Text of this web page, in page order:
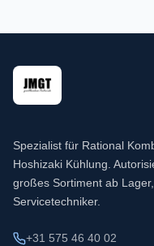
Spezialist für Rational
Hoshizaki Kühlung.
großes Sortiment ab
Servicetechniker.
+31 575 46 40 02